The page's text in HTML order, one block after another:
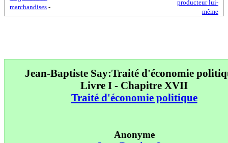
marchandises -
producteur lui-
même
Jean-Baptiste Say:Traité d'économie
Livre I - Chapitre XVII
Traité d'économie politique
Anonyme